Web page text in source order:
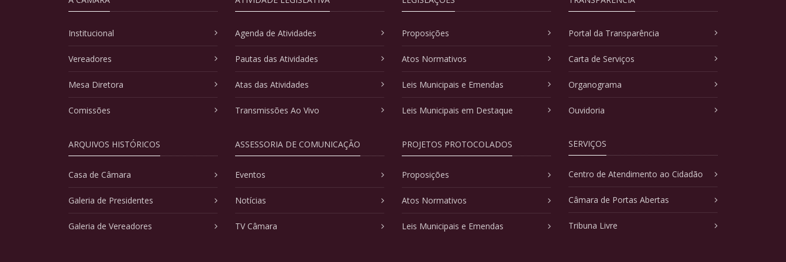
Institucional
Vereadores
Mesa Diretora
Comissões
ARQUIVOS HISTÓRICOS
Casa de Câmara
Galeria de Presidentes
Galeria de Vereadores
Agenda de Atividades
Pautas das Atividades
Atas das Atividades
Transmissões Ao Vivo
ASSESSORIA DE COMUNICAÇÃO
Eventos
Notícias
TV Câmara
Proposições
Atos Normativos
Leis Municipais e Emendas
Leis Municipais em Destaque
PROJETOS PROTOCOLADOS
Proposições
Atos Normativos
Leis Municipais e Emendas
Portal da Transparência
Carta de Serviços
Organograma
Ouvidoria
SERVIÇOS
Centro de Atendimento ao Cidadão
Câmara de Portas Abertas
Tribuna Livre